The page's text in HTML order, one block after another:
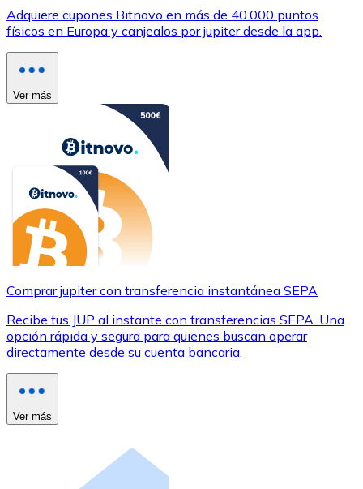
Adquiere cupones Bitnovo en más de 40.000 puntos
físicos en Europa y canjealos por jupiter desde la app.
Ver más
Comprar jupiter con transferencia instantánea SEPA
Recibe tus JUP al instante con transferencias SEPA. Una
opción rápida y segura para quienes buscan operar
directamente desde su cuenta bancaria.
Ver más